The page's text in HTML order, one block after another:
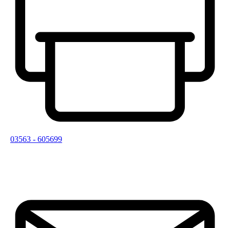
03563 - 605699